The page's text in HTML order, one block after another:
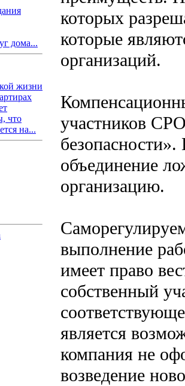
дома...
жизни
что
на...
которых
которые
организаций.
участников
объединение
организацию.
выполнение
имеет право
собственный
является
компания не
возведение